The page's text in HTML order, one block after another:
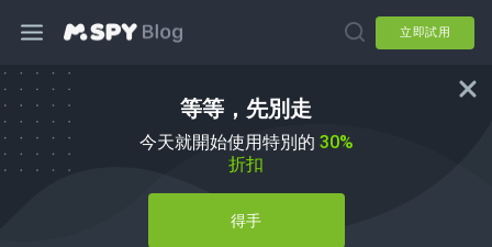
立即試用
等等，先別走
今天就開始使用特別的 30%
折扣
得手
如何使用